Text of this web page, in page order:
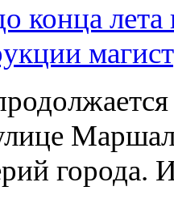
конца